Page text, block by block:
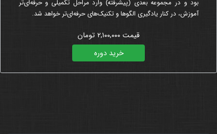
بود و در مجموعه بعدی (پیشرفته) وارد مراحل تکمیلی و حرفه‌ای‌تر
آموزش، در کنار یادگیری الگوها و تکنیک‌های حرفه‌ای‌تر خواهد شد.
قیمت ۲,۱۰۰,۰۰۰ تومان
خرید دوره